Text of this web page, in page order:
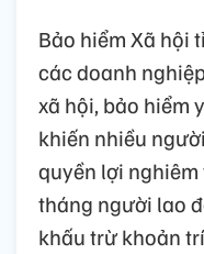
Bảo hiểm Xã hội
các doanh
xã hội, bảo hiểm
khiến nhiều
quyền lợi
tháng người lao
khấu trừ khoản